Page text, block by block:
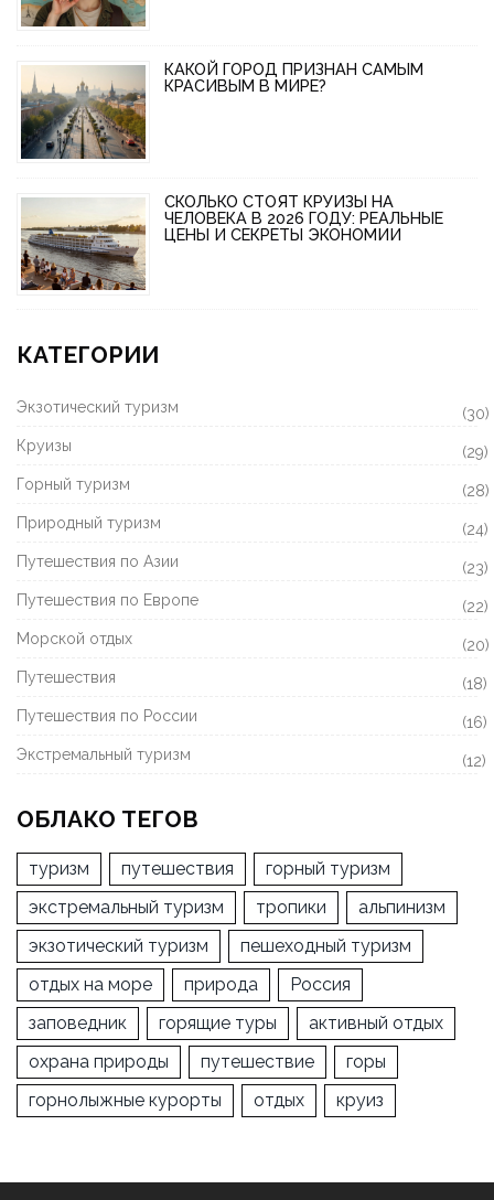
КАКОЙ ГОРОД ПРИЗНАН САМЫМ
КРАСИВЫМ В МИРЕ?
СКОЛЬКО СТОЯТ КРУИЗЫ НА
ЧЕЛОВЕКА В 2026 ГОДУ: РЕАЛЬНЫЕ
ЦЕНЫ И СЕКРЕТЫ ЭКОНОМИИ
КАТЕГОРИИ
Экзотический туризм
(30)
Круизы
(29)
Горный туризм
(28)
Природный туризм
(24)
Путешествия по Азии
(23)
Путешествия по Европе
(22)
Морской отдых
(20)
Путешествия
(18)
Путешествия по России
(16)
Экстремальный туризм
(12)
ОБЛАКО ТЕГОВ
туризм путешествия
горный туризм
экстремальный туризм
тропики
альпинизм
экзотический туризм
пешеходный туризм
отдых на море
природа
Россия
заповедник
горящие туры
активный отдых
охрана природы
путешествие
горы
горнолыжные курорты
отдых круиз